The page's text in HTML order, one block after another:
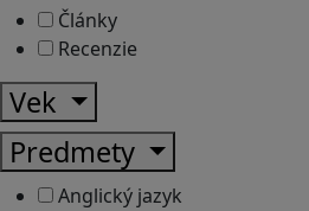
Články
Recenzie
Vek
Predmety
Anglický jazyk